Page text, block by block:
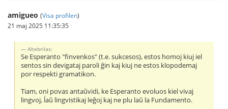
amigueo (Visa profilen)
21 maj 2025 11:35:35
Altebrilas:
Se Esperanto "finvenkos" (t.e. sukcesos), estos homoj kiuj iel
sentos sin devigataj paroli ĝin kaj kiuj ne estos klopodemaj
por respekti gramatikon.
Tiam, oni povas antaŭvidi, ke Esperanto evoluos kiel vivaj
lingvoj, ĺaŭ lingvistikaj leĝoj kaj ne plu laŭ la Fundamento.